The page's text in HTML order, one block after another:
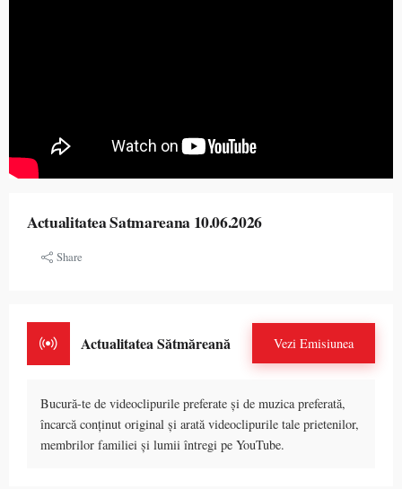
Actualitatea Satmareana 10.06.2026
Share
Actualitatea Sătmăreană Vezi Emisiunea
Bucură-te de videoclipurile preferate și de muzica preferată,
încarcă conținut original și arată videoclipurile tale prietenilor,
membrilor familiei și lumii întregi pe YouTube.